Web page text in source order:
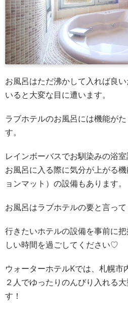
お風呂はただ沸かして入れば良
いると大変な目に遭います。
ラブホテルのお風呂には機能が
す。
レインボーバスでお馴染みの浴
お風呂に入る際に気分が上がる
ョンマット）の設備もあります。
お風呂はラブホテルの要と言っ
行きたいホテルの設備を事前に
しい時間を過ごしてください♡
ウォーターホテルKでは、札幌
２人でゆったりのんびり入れる
す！